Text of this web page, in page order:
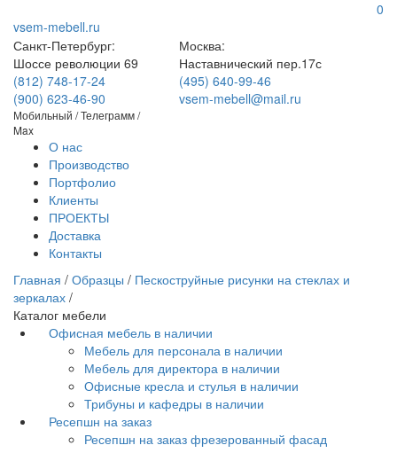
0
vsem-mebell.ru
Санкт-Петербург:
Шоссе революции 69
(812) 748-17-24
(900) 623-46-90
Мобильный / Телеграмм /
Max
Москва:
Наставнический пер.17с
(495) 640-99-46
vsem-mebell@mail.ru
О нас
Производство
Портфолио
Клиенты
ПРОЕКТЫ
Доставка
Контакты
Главная / Образцы / Пескоструйные рисунки на стеклах и
зеркалах /
Каталог мебели
Офисная мебель в наличии
Мебель для персонала в наличии
Мебель для директора в наличии
Офисные кресла и стулья в наличии
Трибуны и кафедры в наличии
Ресепшн на заказ
Ресепшн на заказ фрезерованный фасад